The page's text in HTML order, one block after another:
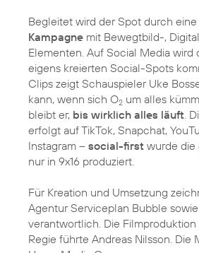
Begleitet wird der Spot durch eine
Kampagne mit Bewegtbild-,
Elementen. Auf Social Media wird
eigens kreierten Social-Spots
Clips zeigt Schauspieler Uke
kann, wenn sich O2 um alles
bleibt er, bis wirklich alles läuft.
erfolgt auf TikTok, Snapchat,
Instagram – social-first wurde die
nur in 9x16 produziert.
Für Kreation und Umsetzung
Agentur Serviceplan Bubble
verantwortlich. Die Filmproduktion
Regie führte Andreas Nilsson. Die